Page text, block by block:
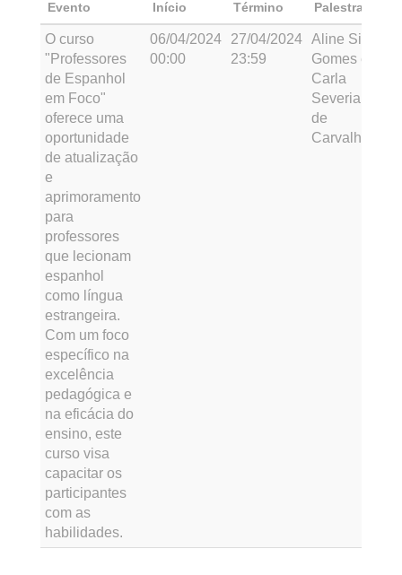
Evento
Início Término Palestrante
O curso
"Professores
de Espanhol
em Foco"
oferece uma
oportunidade
de atualização
e
aprimoramento
para
professores
que lecionam
espanhol
como língua
estrangeira.
Com um foco
específico na
excelência
pedagógica e
na eficácia do
ensino, este
curso visa
capacitar os
participantes
com as
habilidades.
06/04/2024
00:00
27/04/2024
23:59
Aline Silva
Gomes e
Carla
Severiano
de
Carvalho